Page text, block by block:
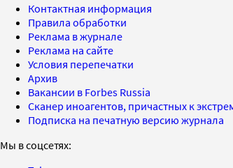
Контактная информация
Правила обработки
Реклама в журнале
Реклама на сайте
Условия перепечатки
Архив
Вакансии в Forbes Russia
Сканер иноагентов, причастных к
Подписка на печатную версию журнала
Мы в соцсетях: